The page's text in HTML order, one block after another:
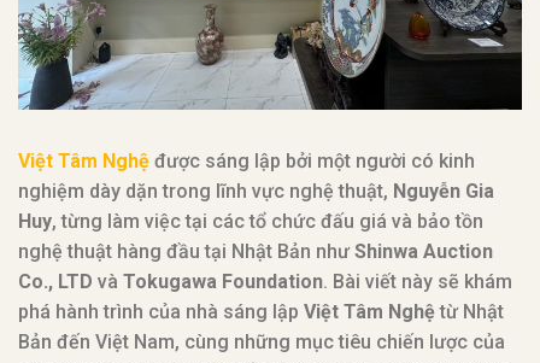
Việt Tâm Nghệ được sáng lập bởi một người có kinh
nghiệm dày dặn trong lĩnh vực nghệ thuật, Nguyễn Gia
Huy, từng làm việc tại các tổ chức đấu giá và bảo tồn
nghệ thuật hàng đầu tại Nhật Bản nhưShinwa Auction
Co., LTD và Tokugawa Foundation. Bài viết này sẽ khám
phá hành trình của nhà sáng lập Việt Tâm Nghệtừ Nhật
Bản đến Việt Nam, cùng những mục tiêu chiến lược của